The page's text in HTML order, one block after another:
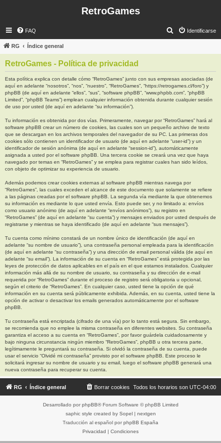
RetroGames
FAQ Identificarse
s
a
r
RG Índice general
RetroGames - Política de privacidad
Esta política explica con detalle cómo “RetroGames” junto con sus empresas asociadas (de
aquí en adelante “nosotros”, “nos”, “nuestro”, “RetroGames”, “https://retrogames.cl/foro”) y
phpBB (de aquí en adelante “ellos”, “sus”, “software phpBB”, “www.phpbb.com”, “phpBB
Limited”, “phpBB Teams”) emplean cualquier información obtenida durante cualquier sesión
de uso por usted (de aquí en adelante “su información”).
Tu información es obtenida por dos vías. Primeramente, navegar por “RetroGames” hará al
software phpBB crear un número de cookies, las cuales son un pequeño archivo de texto
que se descargan en los archivos temporales del navegador de su PC. Las primeras dos
cookies sólo contienen un identificador de usuario (de aquí en adelante “user-id”) y un
identificador de sesión anónima (de aquí en adelante “session-id”), automáticamente
asignada a usted por el software phpBB. Una tercera cookie se creará una vez que haya
navegado por temas en “RetroGames” y se emplea para registrar cuales han sido leídos,
con objeto de optimizar su experiencia de usuario.
Además podemos crear cookies externas al software phpBB mientras navega por
“RetroGames”, las cuales exceden el alcance de este documento que solamente se refiere
a las páginas creadas por el software phpBB. La segunda vía mediante la que obtenemos
su información es mediante lo que usted envía. Esto puede ser, y no limitado a: envíos
como usuario anónimo (de aquí en adelante “envíos anónimos”), su registro en
“RetroGames” (de aquí en adelante “su cuenta”) y mensajes enviados por usted después de
registrarse y mientras se haya identificado (de aquí en adelante “sus mensajes”).
Tu cuenta como mínimo constará de un nombre único de identificación (de aquí en
adelante “su nombre de usuario”), una contraseña personal empleada para la identificación
(de aquí en adelante “su contraseña”) y una dirección de email personal válida (de aquí en
adelante “su email”). La información de su cuenta en “RetroGames” está protegida por las
leyes de protección de datos aplicables en el país en el que estamos instalados. Cualquier
información más allá de su nombre de usuario, su contraseña y su dirección de e-mail
requerida por “RetroGames” durante el proceso de registro será obligatoria u opcional,
según el criterio de “RetroGames”. En cualquier caso, usted tiene la opción de qué
información en su cuenta será públicamente exhibida. Además, en su cuenta, usted tiene la
opción de activar o desactivar los emails generados automáticamente por el software
phpBB.
Tu contraseña está encriptada (cifrado de una vía) por lo tanto está segura. Sin embargo,
se recomienda que no emplee la misma contraseña en diferentes websites. Su contraseña
garantiza el acceso a su cuenta en “RetroGames”, por favor guárdela cuidadosamente y
bajo ninguna circunstancia ningún miembro “RetroGames”, phpBB u otra tercera parte,
legítimamente le preguntará su contraseña. Si olvidó la contraseña de su cuenta, puede
usar el servicio “Olvidé mi contraseña” provisto por el software phpBB. Este proceso le
solicitará ingresar su nombre de usuario y su email, luego el software phpBB generará una
nueva contraseña para recuperar su cuenta.
RG Índice general Todos los horarios son UTC-04:00
Borrar cookies
Desarrollado por phpBB® Forum Software © phpBB Limited
saphic style created by Sopel| nextgen
Traducción al español por phpBB España
Privacidad | Condiciones